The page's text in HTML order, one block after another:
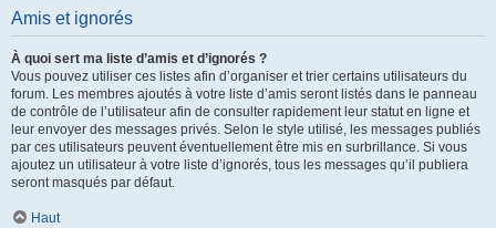
Amis et ignorés
À quoi sert ma liste d’amis et d’ignorés ?
Vous pouvez utiliser ces listes afin d’organiser et trier certains utilisateurs du
forum. Les membres ajoutés à votre liste d’amis seront listés dans le panneau
de contrôle de l’utilisateur afin de consulter rapidement leur statut en ligne et
leur envoyer des messages privés. Selon le style utilisé, les messages publiés
par ces utilisateurs peuvent éventuellement être mis en surbrillance. Si vous
ajoutez un utilisateur à votre liste d’ignorés, tous les messages qu’il publiera
seront masqués par défaut.
Haut